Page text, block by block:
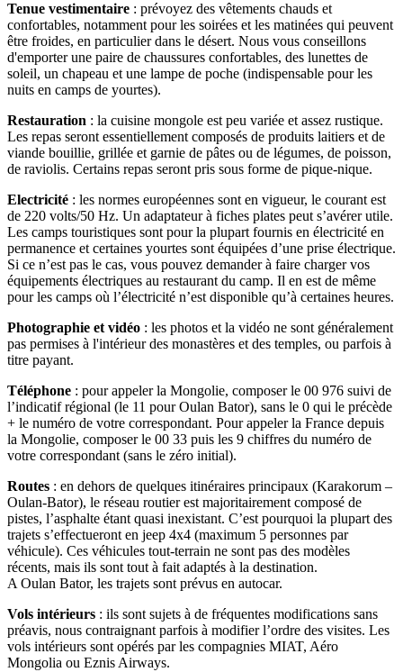
Tenue vestimentaire : prévoyez des vêtements chauds et
confortables, notamment pour les soirées et les matinées qui peuvent
être froides, en particulier dans le désert. Nous vous conseillons
d'emporter une paire de chaussures confortables, des lunettes de
soleil, un chapeau et une lampe de poche (indispensable pour les
nuits en camps de yourtes).
Restauration : la cuisine mongole est peu variée et assez rustique.
Les repas seront essentiellement composés de produits laitiers et de
viande bouillie, grillée et garnie de pâtes ou de légumes, de poisson,
de raviolis. Certains repas seront pris sous forme de pique-nique.
Electricité : les normes européennes sont en vigueur, le courant est
de 220 volts/50 Hz. Un adaptateur à fiches plates peut s’avérer utile.
Les camps touristiques sont pour la plupart fournis en électricité en
permanence et certaines yourtes sont équipées d’une prise électrique.
Si ce n’est pas le cas, vous pouvez demander à faire charger vos
équipements électriques au restaurant du camp. Il en est de même
pour les camps où l’électricité n’est disponible qu’à certaines heures.
Photographie et vidéo : les photos et la vidéo ne sont généralement
pas permises à l'intérieur des monastères et des temples, ou parfois à
titre payant.
Téléphone : pour appeler la Mongolie, composer le 00 976 suivi de
l’indicatif régional (le 11 pour Oulan Bator), sans le 0 qui le précède
+ le numéro de votre correspondant. Pour appeler la France depuis
la Mongolie, composer le 00 33 puis les 9 chiffres du numéro de
votre correspondant (sans le zéro initial).
Routes : en dehors de quelques itinéraires principaux (Karakorum –
Oulan-Bator), le réseau routier est majoritairement composé de
pistes, l’asphalte étant quasi inexistant. C’est pourquoi la plupart des
trajets s’effectueront en jeep 4x4 (maximum 5 personnes par
véhicule). Ces véhicules tout-terrain ne sont pas des modèles
récents, mais ils sont tout à fait adaptés à la destination.
A Oulan Bator, les trajets sont prévus en autocar.
Vols intérieurs : ils sont sujets à de fréquentes modifications sans
préavis, nous contraignant parfois à modifier l’ordre des visites. Les
vols intérieurs sont opérés par les compagnies MIAT, Aéro
Mongolia ou Eznis Airways.